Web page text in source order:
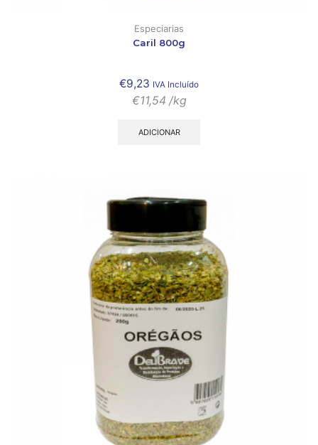
Especiarias
Caril 800g
€9,23 IVA Incluído
€11,54 /kg
ADICIONAR